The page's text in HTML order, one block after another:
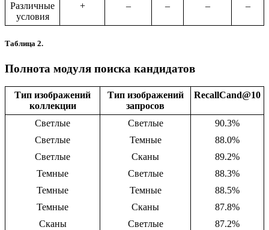
Различные
условия
+ – – – –
Таблица 2.
Полнота модуля поиска кандидатов
Тип изображений
коллекции
Тип изображений
запросов
RecallCand@10
Светлые Светлые
90.3%
Светлые
Темные
88.0%
Светлые
Сканы
89.2%
Темные
Светлые
88.3%
Темные
Темные
88.5%
Темные
Сканы
87.8%
Сканы
Светлые
87.2%